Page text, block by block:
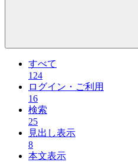
すべて
124
ログイン・ご利用
16
検索
25
見出し表示
8
本文表示